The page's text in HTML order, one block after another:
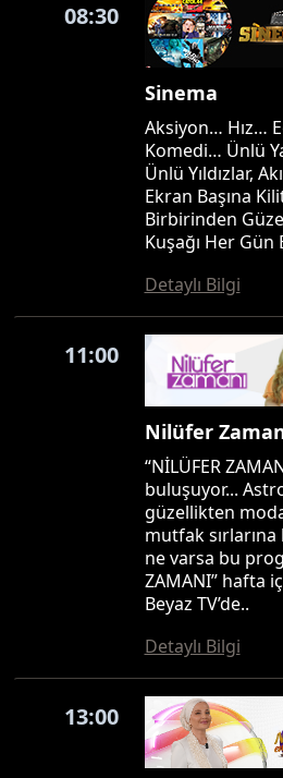
08:30
Sinema
Aksiyon… Hız…
Komedi… Ünlü
Ünlü Yıldızlar,
Ekran Başına
Birbirinden
Kuşağı Her Gün
Detaylı Bilgi
11:00
Nilüfer
“NİLÜFER
buluşuyor...
güzellikten
mutfak
ne varsa bu
ZAMANI” hafta
Beyaz TV’de..
Detaylı Bilgi
13:00